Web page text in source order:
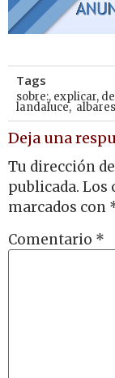
Tags
sobre:, explicar,
landaluce, albares
Deja una
Tu dirección
publicada. Los
marcados con
Comentario *